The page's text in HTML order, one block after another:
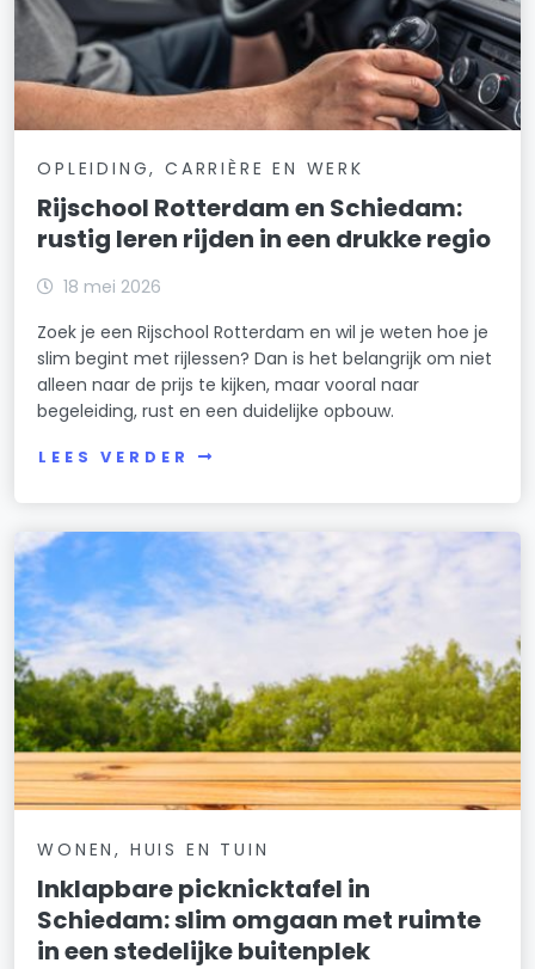
OPLEIDING, CARRIÈRE EN WERK
Rijschool Rotterdam en Schiedam:
rustig leren rijden in een drukke regio
18 mei 2026
Zoek je een Rijschool Rotterdam en wil je weten hoe je
slim begint met rijlessen? Dan is het belangrijk om niet
alleen naar de prijs te kijken, maar vooral naar
begeleiding, rust en een duidelijke opbouw.
LEES VERDER
WONEN, HUIS EN TUIN
Inklapbare picknicktafel in
Schiedam: slim omgaan met ruimte
in een stedelijke buitenplek